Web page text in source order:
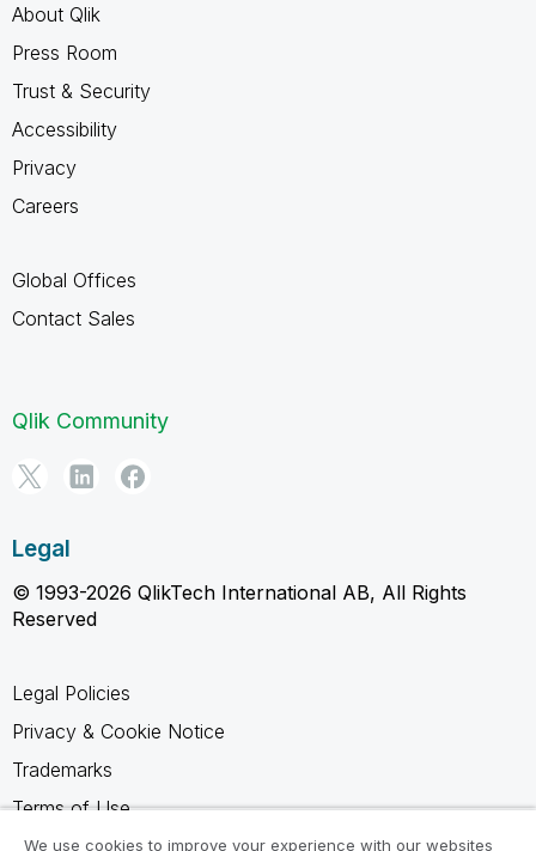
About Qlik
Press Room
Trust & Security
Accessibility
Privacy
Careers
Global Offices
Contact Sales
Qlik Community
Legal
© 1993-2026 QlikTech International AB, All Rights
Reserved
Legal Policies
Privacy & Cookie Notice
Trademarks
Terms of Use
Legal Agreements
We use cookies to improve your experience with our websites